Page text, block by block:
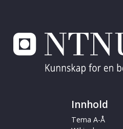
Innhold
Tema A-Å